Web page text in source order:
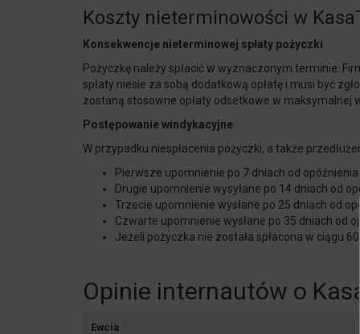
Koszty nieterminowości w
Konsekwencje nieterminowej spłaty pożyczki
Pożyczkę należy spłacić w wyznaczonym terminie.
spłaty niesie za sobą dodatkową opłatę i musi być
zostaną stosowne opłaty odsetkowe w maksymalnej
Postępowanie windykacyjne
W przypadku niespłacenia pożyczki, a także
Pierwsze upomnienie po 7 dniach od
Drugie upomnienie wysyłane po 14 dniach od
Trzecie upomnienie wysłane po 25 dniach od
Czwarte upomnienie wysłane po 35 dniach od
Jeżeli pożyczka nie została spłacona w ciągu
Opinie internautów o
Ewciasays: